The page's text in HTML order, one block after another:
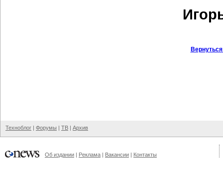
Техноблог | Форумы | ТВ | Архив
Об издании | Реклама | Вакансии | Контакты